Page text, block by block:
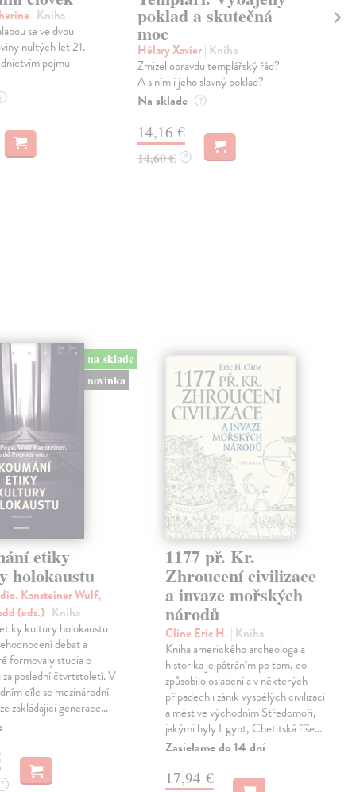
| Kniha
se ve dvou
nultých let 21.
pojmu
?
poklad a skutečná
moc
Hélary Xavier| Kniha
Zmizel opravdu templářský řád?
A s ním i jeho slavný poklad?
Na sklade ?
14,16 €
14,60 € ?
na sklade
novinka
etiky
holokaustu
Kansteiner Wulf,
(eds.)| Kniha
kultury holokaustu
debat a
formovaly studia o
za poslední čtvrtstoletí. V
díle se mezinárodní
zakládající generace…
?
1177 př. Kr.
Zhroucení civilizace
a invaze mořských
národů
Cline Eric H. | Kniha
Kniha amerického archeologa a
historika je pátráním po tom, co
způsobilo oslabení a v některých
případech i zánik vyspělých civilizací
a měst ve východním Středomoří,
jakými byly Egypt, Chetitská říše…
Zasielame do 14 dní
17,94 €